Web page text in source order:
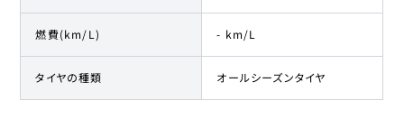
燃費(km/L) - km/L
タイヤの種類 オールシーズンタイヤ